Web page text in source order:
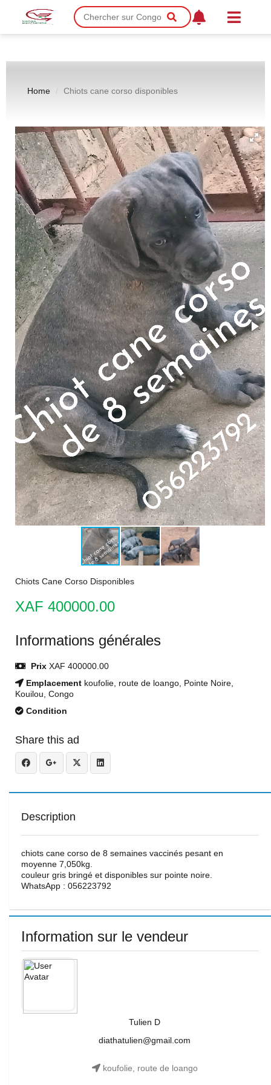
Home Chiots cane corso disponibles
Chiots Cane Corso Disponibles
XAF 400000.00
Informations générales
Prix XAF 400000.00
Emplacement koufolie, route de loango, Pointe Noire,
Kouilou, Congo
Condition
Share this ad
Description
chiots cane corso de 8 semaines vaccinés pesant en
moyenne 7,050kg.
couleur gris bringé et disponibles sur pointe noire.
WhatsApp : 056223792
Information sur le vendeur
Tulien D
diathatulien@gmail.com
koufolie, route de loango